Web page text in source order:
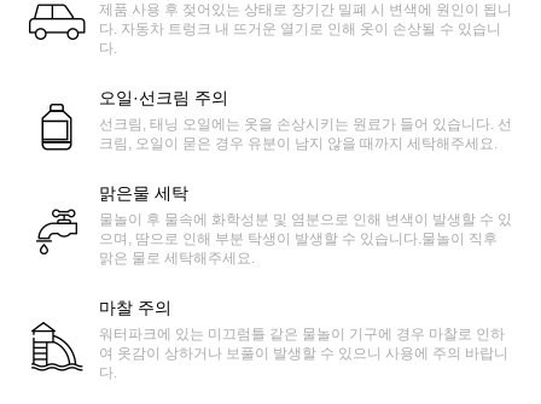
제품 사용 후 젖어있는 상태로 장기간 밀폐 시 변색에 원인이 됩니
다. 자동차 트렁크 내 뜨거운 열기로 인해 옷이 손상될 수 있습니
다.
오일·선크림 주의
선크림, 태닝 오일에는 옷을 손상시키는 원료가 들어 있습니다. 선
크림, 오일이 묻은 경우 유분이 남지 않을 때까지 세탁해주세요.
맑은물 세탁
물놀이 후 물속에 화학성분 및 염분으로 인해 변색이 발생할 수 있
으며, 땀으로 인해 부분 탁생이 발생할 수 있습니다.물놀이 직후
맑은 물로 세탁해주세요.
마찰 주의
워터파크에 있는 미끄럼틀 같은 물놀이 기구에 경우 마찰로 인하
여 옷감이 상하거나 보풀이 발생할 수 있으니 사용에 주의 바랍니
다.